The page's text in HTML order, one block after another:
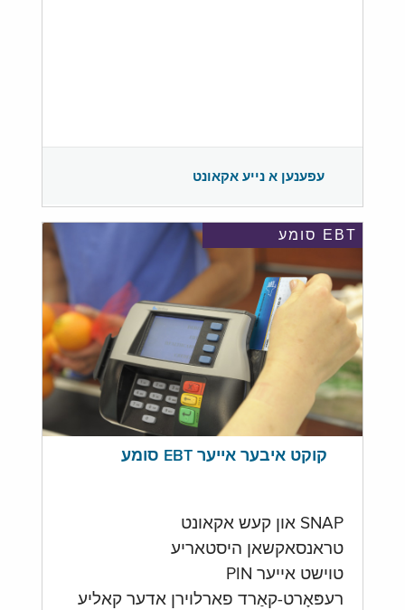
עפענען א נייע אקאונט
EBT סומע
קוקט איבער אייער EBT סומע
SNAP און קעש אקאונט
טראנסאקשאן היסטאריע
טוישט אייער PIN
רעפּאָרט-קאַרד פארלוירן אדער קאליע